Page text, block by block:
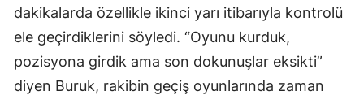
dakikalarda özellikle ikinci yarı itibarıyla kontrolü
ele geçirdiklerini söyledi. “Oyunu kurduk,
pozisyona girdik ama son dokunuşlar eksikti”
diyen Buruk, rakibin geçiş oyunlarında zaman